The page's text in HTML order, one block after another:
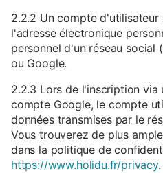
2.2.2 Un compte
l'adresse électronique
personnel d'un réseau social
ou Google.
2.2.3 Lors de l'inscription via
compte Google, le compte
données transmises par le
Vous trouverez de plus
dans la politique de
https://www.holidu.fr/privacy.